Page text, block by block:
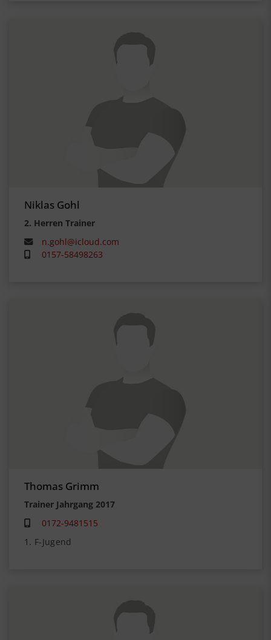
Niklas Gohl
2. Herren Trainer
n.gohl@icloud.com
0157-58498263
Thomas Grimm
Trainer Jahrgang 2017
0172-9481515
1. F-Jugend